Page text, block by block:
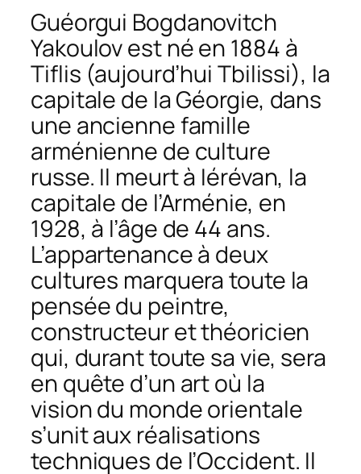
Guéorgui Bogdanovitch
Yakoulov est né en 1884 à
Tiflis (aujourd’hui Tbilissi), la
capitale de la Géorgie, dans
une ancienne famille
arménienne de culture
russe. Il meurt à Iérévan, la
capitale de l’Arménie, en
1928, à l’âge de 44 ans.
L’appartenance à deux
cultures marquera toute la
pensée du peintre,
constructeur et théoricien
qui, durant toute sa vie, sera
en quête d’un art où la
vision du monde orientale
s’unit aux réalisations
techniques de l’Occident. Il